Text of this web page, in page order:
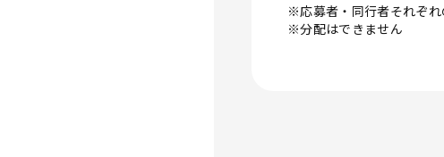
※応募者・同行者それぞ
※分配はできません